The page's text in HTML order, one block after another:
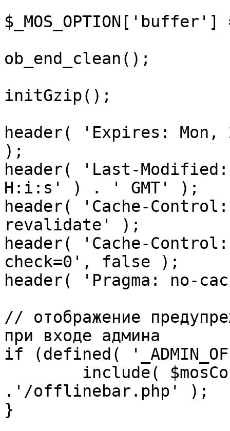
ob_end_clean();
initGzip();
header( 'Expires: Mon,
);
header( 'Last-
H:i:s' ) . ' GMT' );
header( 'Cache-
revalidate' );
header( 'Cache-
check=0', false );
header( 'Pragma: no-
// отображение
при входе админа
if (defined(
.'/offlinebar.php' );
}